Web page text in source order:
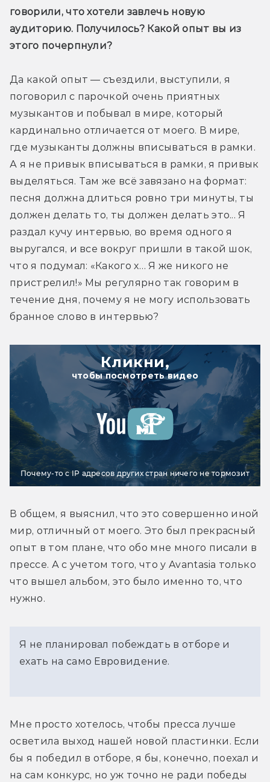
говорили, что хотели завлечь новую
аудиторию. Получилось? Какой опыт вы из
этого почерпнули?
Да какой опыт — съездили, выступили, я
поговорил с парочкой очень приятных
музыкантов и побывал в мире, который
кардинально отличается от моего. В мире,
где музыканты должны вписываться в рамки.
А я не привык вписываться в рамки, я привык
выделяться. Там же всё завязано на формат:
песня должна длиться ровно три минуты, ты
должен делать то, ты должен делать это... Я
раздал кучу интервью, во время одного я
выругался, и все вокруг пришли в такой шок,
что я подумал: «Какого х… Я же никого не
пристрелил!» Мы регулярно так говорим в
течение дня, почему я не могу использовать
бранное слово в интервью?
Кликни,
чтобы посмотреть видео
Почему-то с IP адресов других стран ничего не тормозит
В общем, я выяснил, что это совершенно иной
мир, отличный от моего. Это был прекрасный
опыт в том плане, что обо мне много писали в
прессе. А с учетом того, что у Avantasia только
что вышел альбом, это было именно то, что
нужно.
Я не планировал побеждать в отборе и
ехать на само Евровидение.
Мне просто хотелось, чтобы пресса лучше
осветила выход нашей новой пластинки. Если
бы я победил в отборе, я бы, конечно, поехал и
на сам конкурс, но уж точно не ради победы